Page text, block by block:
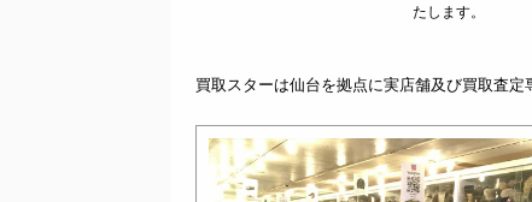
たします。
買取スターは仙台を拠点に実店舗及び買取査定